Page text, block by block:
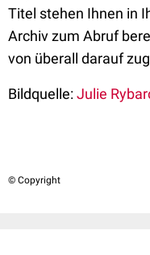
Titel stehen Ihnen in
Archiv zum Abruf
von überall darauf
Bildquelle:Julie
© Copyright